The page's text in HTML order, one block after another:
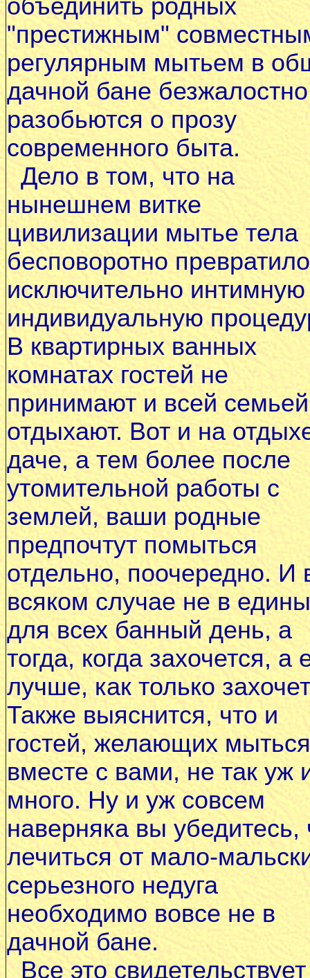
объединить родных
"престижным"
регулярным мытьем в
дачной бане безжалостно
разобьются о прозу
современного быта.
Дело в том, что на
нынешнем витке
цивилизации мытье тела
бесповоротно
исключительно интимную
индивидуальную
В квартирных ванных
комнатах гостей не
принимают и всей
отдыхают. Вот и на
даче, а тем более после
утомительной работы с
землей, ваши родные
предпочтут помыться
отдельно, поочередно. И
всяком случае не в
для всех банный день, а
тогда, когда захочется, а
лучше, как только
Также выяснится, что и
гостей, желающих мыться
вместе с вами, не так уж
много. Ну и уж совсем
наверняка вы убедитесь,
лечиться от мало-
серьезного недуга
необходимо вовсе не в
дачной бане.
Все это